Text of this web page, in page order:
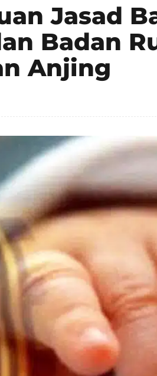
Jasad
Badan
Anjing